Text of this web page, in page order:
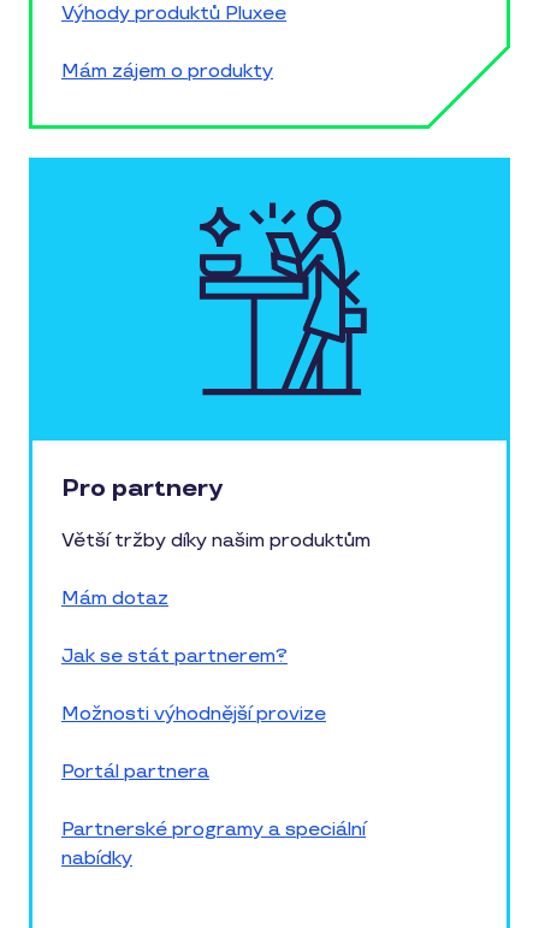
Výhody produktů Pluxee
Mám zájem o produkty
Pro partnery
Větší tržby díky našim produktům
Mám dotaz
Jak se stát partnerem?
Možnosti výhodnější provize
Portál partnera
Partnerské programy a speciální
nabídky